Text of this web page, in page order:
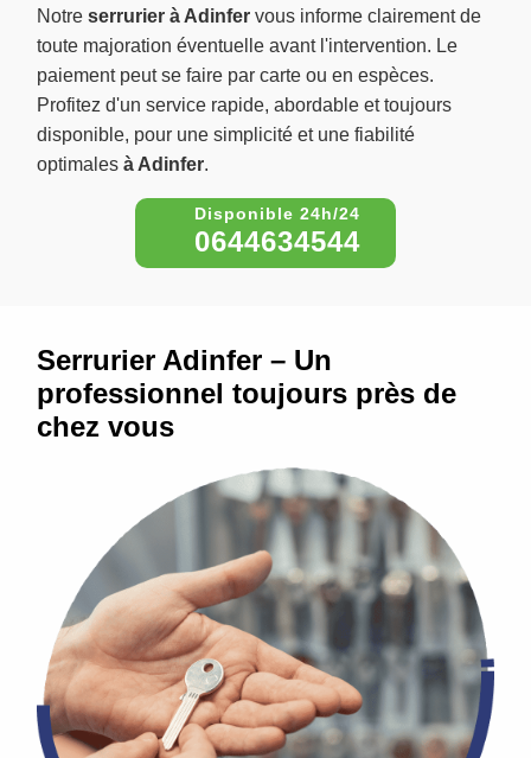
Notre serrurier à Adinfer vous informe clairement de
toute majoration éventuelle avant l'intervention. Le
paiement peut se faire par carte ou en espèces.
Profitez d'un service rapide, abordable et toujours
disponible, pour une simplicité et une fiabilité
optimales à Adinfer.
0644634544
Serrurier Adinfer – Un
professionnel toujours près de
chez vous